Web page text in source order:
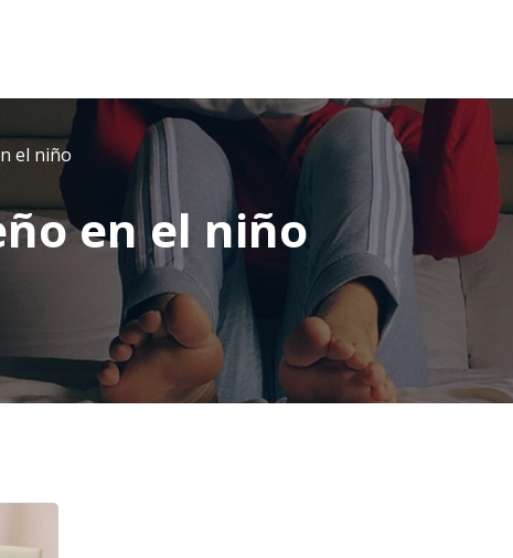
el niño
en el niño